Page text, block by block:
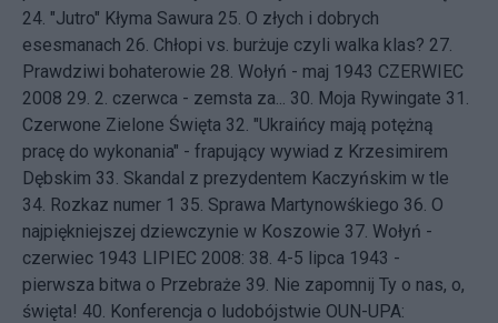
24. "Jutro" Kłyma Sawura 25. O złych i dobrych
esesmanach 26. Chłopi vs. burżuje czyli walka klas? 27.
Prawdziwi bohaterowie 28. Wołyń - maj 1943 CZERWIEC
2008 29. 2. czerwca - zemsta za... 30. Moja Rywingate 31.
Czerwone Zielone Święta 32. "Ukraińcy mają potężną
pracę do wykonania" - frapujący wywiad z Krzesimirem
Dębskim 33. Skandal z prezydentem Kaczyńskim w tle
34. Rozkaz numer 1 35. Sprawa Martynowśkiego 36. O
najpiękniejszej dziewczynie w Koszowie 37. Wołyń -
czerwiec 1943 LIPIEC 2008: 38. 4-5 lipca 1943 -
pierwsza bitwa o Przebraże 39. Nie zapomnij Ty o nas, o,
święta! 40. Konferencja o ludobójstwie OUN-UPA: